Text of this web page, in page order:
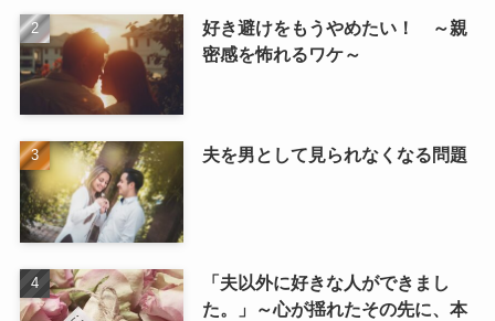
好き避けをもうやめたい！ ～親
密感を怖れるワケ～
夫を男として見られなくなる問題
「夫以外に好きな人ができまし
た。」～心が揺れたその先に、本